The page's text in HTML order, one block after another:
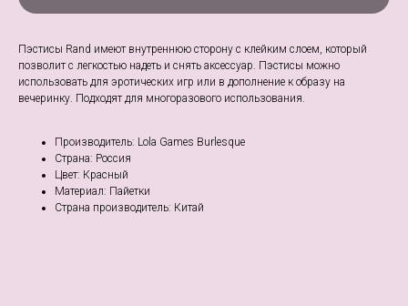
Пэстисы Rand имеют внутреннюю сторону с клейким слоем, который
позволит c легкостью надеть и снять аксессуар. Пэстисы можно
использовать для эротических игр или в дополнение к образу на
вечеринку. Подходят для многоразового использования.
Производитель: Lola Games Burlesque
Страна: Россия
Цвет: Красный
Материал: Пайетки
Страна производитель: Китай